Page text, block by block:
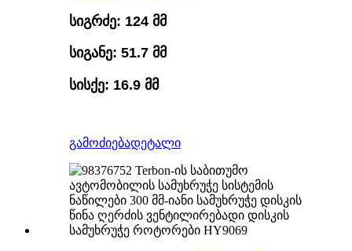
სიგრძე: 124 მმ
სიგანე: 51.7 მმ
სისქე: 16.9 მმ
გამოძიებადეტალი